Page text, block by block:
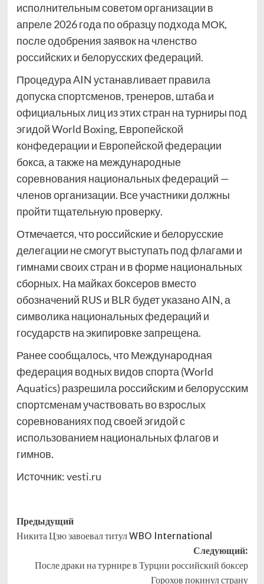
исполнительным советом организации в
апреле 2026 года по образцу подхода МОК,
после одобрения заявок на членство
российских и белорусских федераций.
Процедура AIN устанавливает правила
допуска спортсменов, тренеров, штаба и
официальных лиц из этих стран на турниры под
эгидой World Boxing, Европейской
конфедерации и Европейской федерации
бокса, а также на международные
соревнования национальных федераций —
членов организации. Все участники должны
пройти тщательную проверку.
Отмечается, что российские и белорусские
делегации не смогут выступать под флагами и
гимнами своих стран и в форме национальных
сборных. На майках боксеров вместо
обозначений RUS и BLR будет указано AIN, а
символика национальных федераций и
государств на экипировке запрещена.
Ранее сообщалось, что Международная
федерация водных видов спорта (World
Aquatics) разрешила российским и белорусским
спортсменам участвовать во взрослых
соревнованиях под своей эгидой с
использованием национальных флагов и
гимнов.
Источник:vesti.ru
Навигация
записи
Предыдущий
Никита Цзю завоевал титул WBO International
Следующий:
После драки на турнире в Турции российский боксер
Горохов покинул страну